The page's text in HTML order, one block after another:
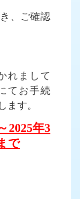
、ご確認
れまして
てお手続
ます。
2025年3
で